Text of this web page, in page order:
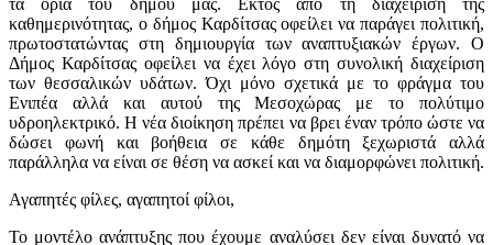
τα όρια του δήμου μας. Εκτός από τη διαχείριση της
καθημερινότητας, ο δήμος Καρδίτσας οφείλει να παράγει πολιτική,
πρωτοστατώντας στη δημιουργία των αναπτυξιακών έργων. Ο
Δήμος Καρδίτσας οφείλει να έχει λόγο στη συνολική διαχείριση
των θεσσαλικών υδάτων. Όχι μόνο σχετικά με το φράγμα του
Ενιπέα αλλά και αυτού της Μεσοχώρας με το πολύτιμο
υδροηλεκτρικό. Η νέα διοίκηση πρέπει να βρει έναν τρόπο ώστε να
δώσει φωνή και βοήθεια σε κάθε δημότη ξεχωριστά αλλά
παράλληλα να είναι σε θέση να ασκεί και να διαμορφώνει πολιτική.
Αγαπητές φίλες, αγαπητοί φίλοι,
Το μοντέλο ανάπτυξης που έχουμε αναλύσει δεν είναι δυνατό να